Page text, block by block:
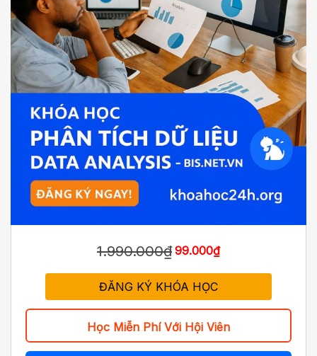
1.990.000₫ 99.000₫
ĐĂNG KÝ KHÓA HỌC
Học Miễn Phí Với Hội Viên